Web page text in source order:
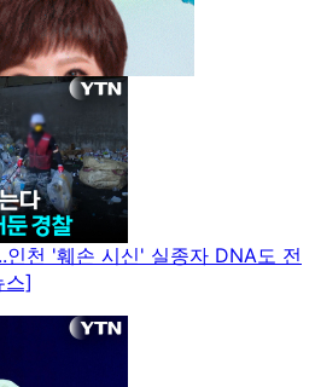
인천 '훼손 시신' 실종자 DNA도 전
스]